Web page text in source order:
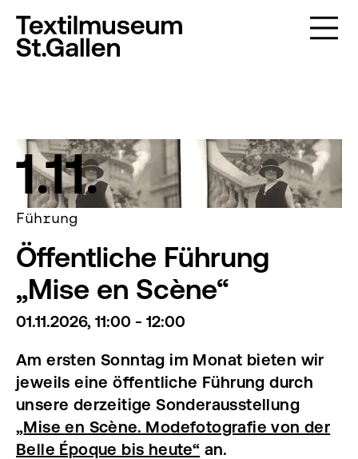
1.11.
Führung
Öffentliche Führung
„Mise en Scène“
01.11.2026, 11:00 - 12:00
Am ersten Sonntag im Monat bieten wir
jeweils eine öffentliche Führung durch
unsere derzeitige Sonderausstellung
„Mise en Scène. Modefotografie von der
Belle Époque bis heute“ an.